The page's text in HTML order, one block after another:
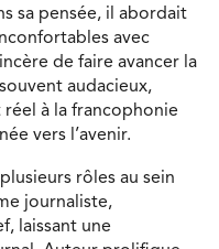
sa pensée, il abordait
avec
de faire avancer la
audacieux,
à la francophonie
vers l’avenir.
rôles au sein
journaliste,
laissant une